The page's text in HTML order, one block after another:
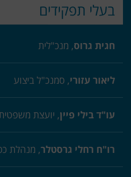
בעלי תפקידים
חגית גרוס, מנכ"לית
ליאור עזורי, סמנכ"ל ביצוע
עו"ד בילי פיין, יועצת
רו"ח רחלי גרסטלר, מנהלת